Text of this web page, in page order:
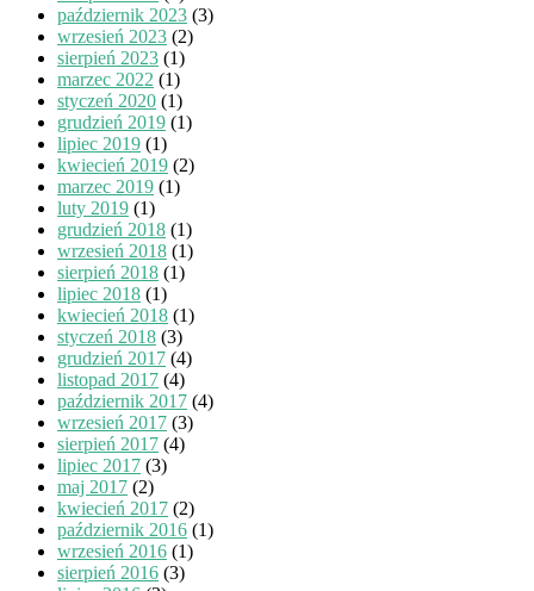
październik 2023 (3)
wrzesień 2023 (2)
sierpień 2023 (1)
marzec 2022 (1)
styczeń 2020 (1)
grudzień 2019 (1)
lipiec 2019 (1)
kwiecień 2019 (2)
marzec 2019 (1)
luty 2019 (1)
grudzień 2018 (1)
wrzesień 2018 (1)
sierpień 2018 (1)
lipiec 2018 (1)
kwiecień 2018 (1)
styczeń 2018 (3)
grudzień 2017 (4)
listopad 2017 (4)
październik 2017 (4)
wrzesień 2017 (3)
sierpień 2017 (4)
lipiec 2017 (3)
maj 2017 (2)
kwiecień 2017 (2)
październik 2016 (1)
wrzesień 2016 (1)
sierpień 2016 (3)